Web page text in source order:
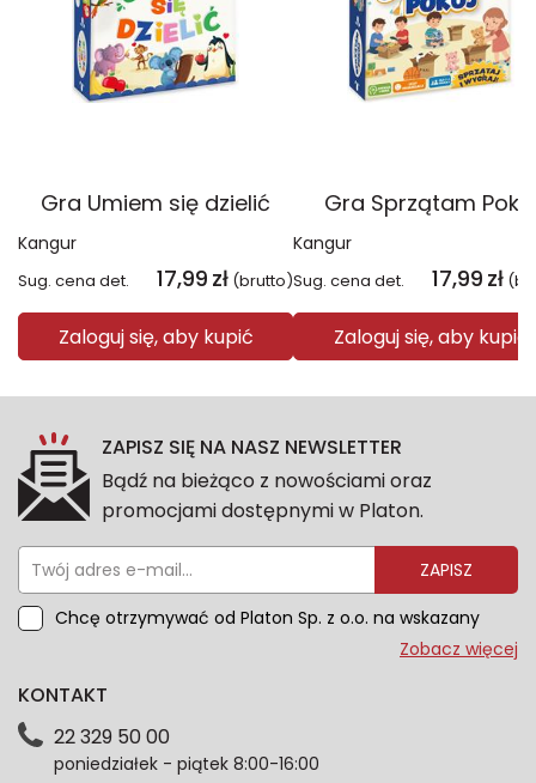
Gra Umiem się dzielić
Kangur
Sug. cena det. 17,99 zł (brutto)
Zaloguj się, aby kupić
Gra Sprzątam
Kangur
Sug. cena det. 17,99 zł
Zaloguj się, aby kupić
ZAPISZ SIĘ NA NASZ NEWSLETTER
Bądź na bieżąco z nowościami oraz
promocjami dostępnymi w Platon.
ZAPISZ
Chcę otrzymywać od Platon Sp. z o.o. na wskazany
przeze mnie adres e-mail informacje marketingowe
dotyczące danych osobowych znajdziesz w naszej
każdym czasie. Wycofanie zgody nie wpłynie na
zgodność z prawem przetwarzania dokonanego przed
Zobacz więcej
KONTAKT
22 329 50 00
poniedziałek - piątek 8:00-16:00